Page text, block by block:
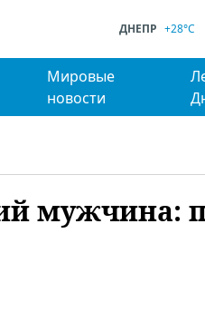
ДНЕПР +28°C
Мировые
новости
мужчина: